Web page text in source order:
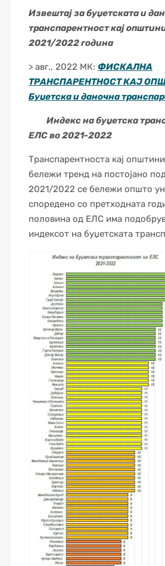
Извештај за буџетскатa и
транспарентност кај
2021/2022 година
> авг., 2022 МК: ФИСКАЛНА
ТРАНСПАРЕНТНОСТ КАЈ
Буџетска и даночна
Индекс на буџетска
ЕЛС во 2021-2022
Транспарентноста кај
бележи тренд на постојано
2021/2022 се бележи општо
споредено со претходната
половина од ЕЛС има
индексот на буџетската